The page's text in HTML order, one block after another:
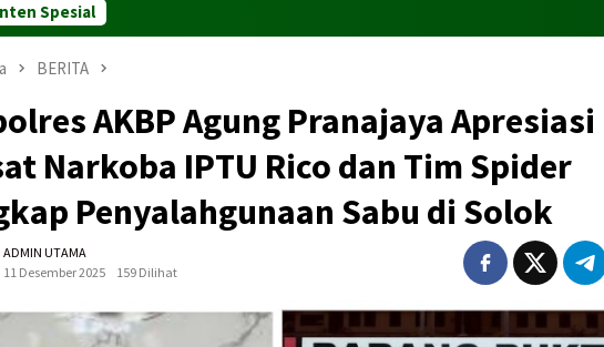
Spesial
BERITA
AKBP Agung Pranajaya Apresiasi
Narkoba IPTU Rico dan Tim Spider
Penyalahgunaan Sabu di Solok
ADMIN UTAMA
11 Desember 2025
159 Dilihat